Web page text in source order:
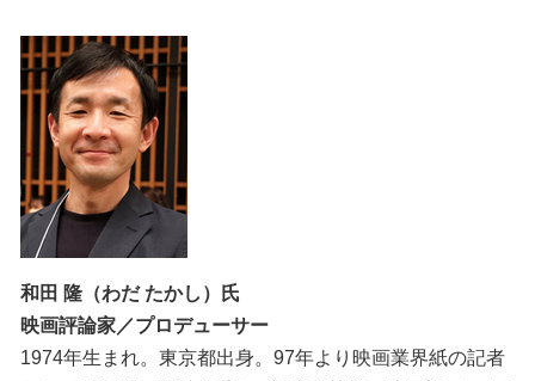
和田 隆（わだ たかし）氏
映画評論家／プロデューサー
1974年生まれ。東京都出身。97年より映画業界紙の記者